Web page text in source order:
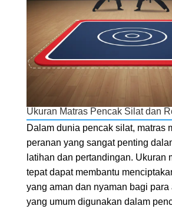
Ukuran Matras Pencak Silat dan
Dalam dunia pencak silat, matras
peranan yang sangat penting
latihan dan pertandingan. Ukuran
tepat dapat membantu
yang aman dan nyaman bagi para
yang umum digunakan dalam